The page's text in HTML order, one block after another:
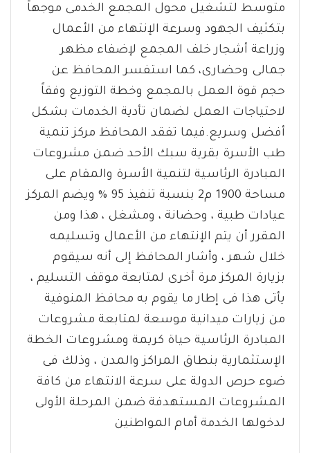
متوسط لتشغيل محول المجمع الخدمى موجهاً
بتكثيف الجهود وسرعة الإنتهاء من الأعمال
وزراعة أشجار خلف المجمع لإضفاء مظهر
جمالى وحضارى، كما استفسر المحافظ عن
حجم قوة العمل بالمجمع وخطة التوزيع وفقاً
لاحتياجات العمل لضمان تأدية الخدمات بشكل
أفضل وسريع.فيما تفقد المحافظ مركز تنمية
طب الأسرة بقرية سبك الأحد ضمن مشروعات
المبادرة الرئاسية لتنمية الأسرة والمقام على
مساحة 1900 م2 بنسبة تنفيذ 95 % ويضم المركز
عيادات طبية ، وحضانة ، ومشغل ، هذا ومن
المقرر أن يتم الإنتهاء من الأعمال وتسليمه
خلال شهر ، وأشار المحافظ إلى أنه سيقوم
بزيارة المركز مرة أخرى لمتابعة موقف التسليم ،
يأتى هذا فى إطار ما يقوم به محافظ المنوفية
من زيارات ميدانية موسعة لمتابعة مشروعات
المبادرة الرئاسية حياة كريمة ومشروعات الخطة
الإستثمارية بنطاق المراكز والمدن ، وذلك فى
ضوء حرص الدولة على سرعة الانتهاء من كافة
المشروعات المستهدفة ضمن المرحلة الأولى
لدخولها الخدمة أمام المواطنين